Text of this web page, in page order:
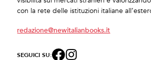
con la rete delle istituzioni italiane
redazione@newitalianbooks.it
SEGUICI SU: